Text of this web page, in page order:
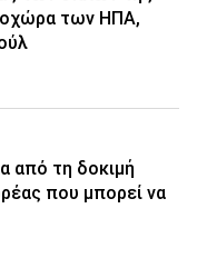
των ΗΠΑ,
από τη δοκιμή
που μπορεί να